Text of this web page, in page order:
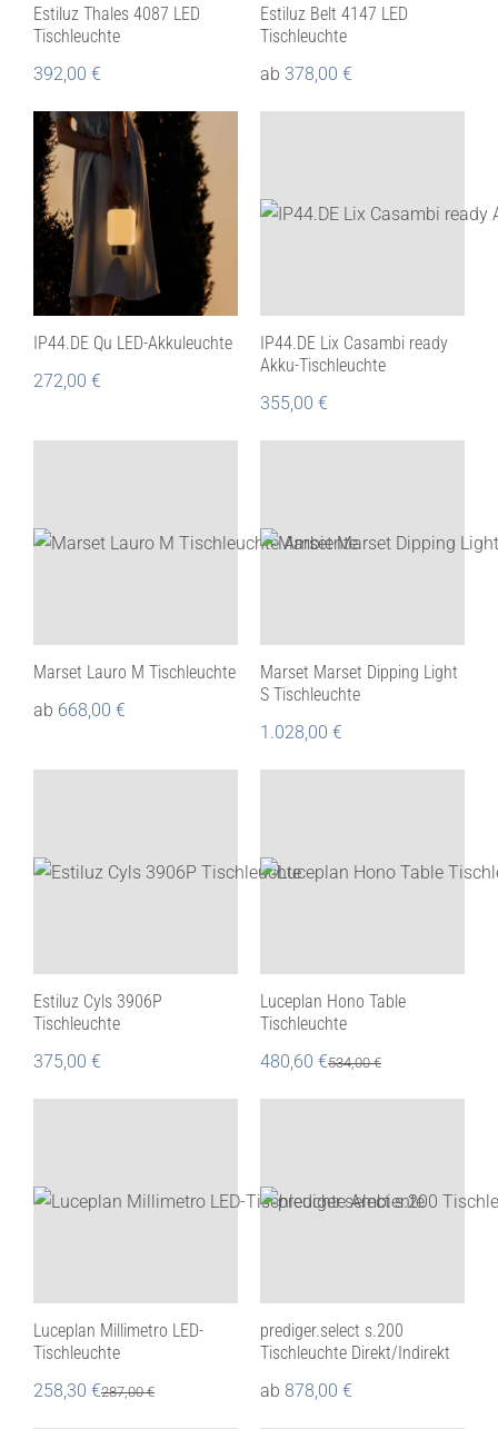
Estiluz Thales 4087 LED
Tischleuchte
392,00 €
Estiluz Belt 4147 LED
Tischleuchte
ab 378,00 €
IP44.DE Qu LED-Akkuleuchte
272,00 €
IP44.DE Lix Casambi ready
Akku-Tischleuchte
355,00 €
Marset Lauro M Tischleuchte
ab 668,00 €
Marset Marset Dipping Light
S Tischleuchte
1.028,00 €
Estiluz Cyls 3906P
Tischleuchte
375,00 €
Luceplan Hono Table
Tischleuchte
480,60 €534,00€
Luceplan Millimetro LED-
Tischleuchte
258,30 €287,00€
prediger.select s.200
Tischleuchte Direkt/Indirekt
ab 878,00 €